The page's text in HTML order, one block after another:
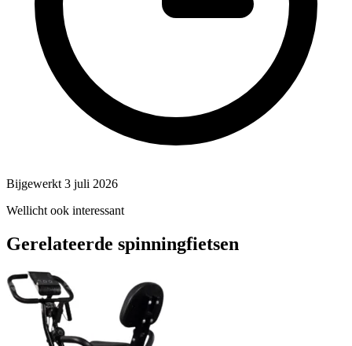
Bijgewerkt 3 juli 2026
Wellicht ook interessant
Gerelateerde spinningfietsen